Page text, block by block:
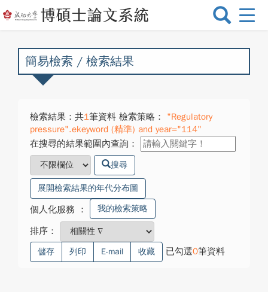
選
換
簡易檢索 / 檢索結果
檢索結果：共1筆資料 檢索策略：
"Regulatory
pressure".ekeyword (精準) and year="114"
在搜尋的結果範圍內查詢：
搜尋
展開檢索結果的年代分布圖
個人化服務 ： 我的檢索策略
排序：
儲存 列印 E-mail 收藏 已勾選0筆資料